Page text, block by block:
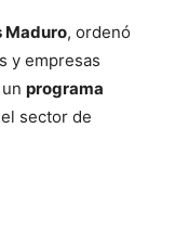
Maduro, ordenó
y empresas
programa
sector de